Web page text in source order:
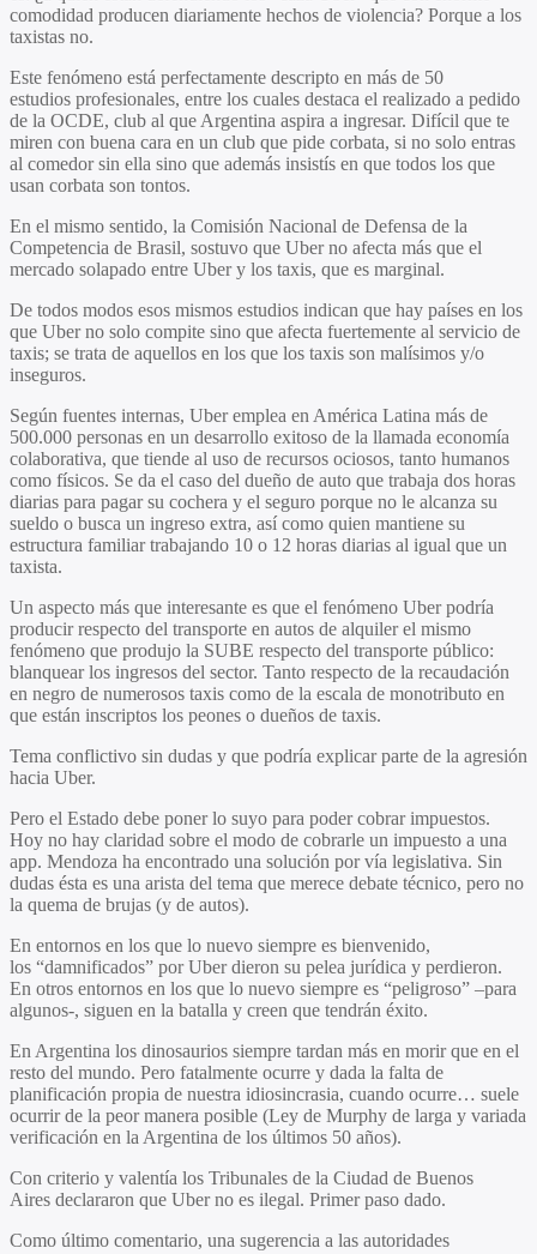
comodidad producen diariamente hechos de violencia? Porque a los
taxistas no.
Este fenómeno está perfectamente descripto en más de 50
estudios profesionales, entre los cuales destaca el realizado a pedido
de la OCDE, club al que Argentina aspira a ingresar. Difícil que te
miren con buena cara en un club que pide corbata, si no solo entras
al comedor sin ella sino que además insistís en que todos los que
usan corbata son tontos.
En el mismo sentido, la Comisión Nacional de Defensa de la
Competencia de Brasil, sostuvo que Uber no afecta más que el
mercado solapado entre Uber y los taxis, que es marginal.
De todos modos esos mismos estudios indican que hay países en los
que Uber no solo compite sino que afecta fuertemente al servicio de
taxis; se trata de aquellos en los que los taxis son malísimos y/o
inseguros.
Según fuentes internas, Uber emplea en América Latina más de
500.000 personas en un desarrollo exitoso de la llamada economía
colaborativa, que tiende al uso de recursos ociosos, tanto humanos
como físicos. Se da el caso del dueño de auto que trabaja dos horas
diarias para pagar su cochera y el seguro porque no le alcanza su
sueldo o busca un ingreso extra, así como quien mantiene su
estructura familiar trabajando 10 o 12 horas diarias al igual que un
taxista.
Un aspecto más que interesante es que el fenómeno Uber podría
producir respecto del transporte en autos de alquiler el mismo
fenómeno que produjo la SUBE respecto del transporte público:
blanquear los ingresos del sector. Tanto respecto de la recaudación
en negro de numerosos taxis como de la escala de monotributo en
que están inscriptos los peones o dueños de taxis.
Tema conflictivo sin dudas y que podría explicar parte de la agresión
hacia Uber.
Pero el Estado debe poner lo suyo para poder cobrar impuestos.
Hoy no hay claridad sobre el modo de cobrarle un impuesto a una
app. Mendoza ha encontrado una solución por vía legislativa. Sin
dudas ésta es una arista del tema que merece debate técnico, pero no
la quema de brujas (y de autos).
En entornos en los que lo nuevo siempre es bienvenido,
los “damnificados” por Uber dieron su pelea jurídica y perdieron.
En otros entornos en los que lo nuevo siempre es “peligroso” –para
algunos-, siguen en la batalla y creen que tendrán éxito.
En Argentina los dinosaurios siempre tardan más en morir que en el
resto del mundo. Pero fatalmente ocurre y dada la falta de
planificación propia de nuestra idiosincrasia, cuando ocurre… suele
ocurrir de la peor manera posible (Ley de Murphy de larga y variada
verificación en la Argentina de los últimos 50 años).
Con criterio y valentía los Tribunales de la Ciudad de Buenos
Aires declararon que Uber no es ilegal. Primer paso dado.
Como último comentario, una sugerencia a las autoridades